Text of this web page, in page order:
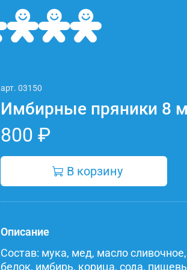
арт. 03150
Имбирные пряники 8
800 ₽
В корзину
Описание
Состав: мука, мед, масло
белок, имбирь, корица, сода,